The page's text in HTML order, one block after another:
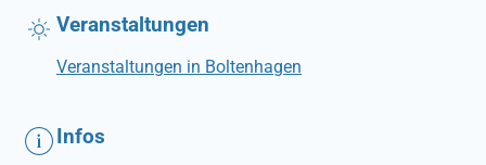
Veranstaltungen
Veranstaltungen in Boltenhagen
Infos